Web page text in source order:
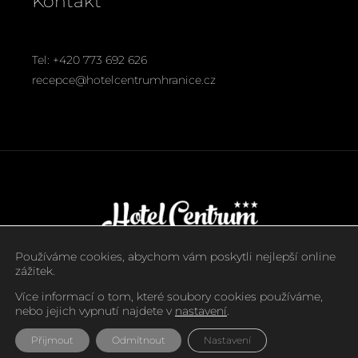
Tel: +420 773 692 626
recepce@hotelcentrumhranice.cz
Copyright - Hotel Centrum Hranice
Používáme cookies, abychom vám poskytli nejlepší online
zážitek.
Více informací o tom, které soubory cookies používáme,
nebo jejich vypnutí najdete v nastavení.
Přijmout Odmítnout Nastavení